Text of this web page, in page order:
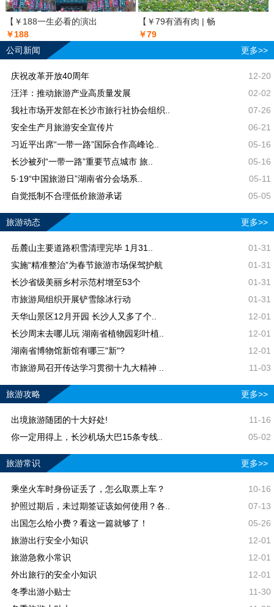
【￥188一生必看的演出
￥188
【￥79有酒有肉 | 畅
￥79
公司新闻
更多>>
庆祝改革开放40周年
12-20
汪洋：推动旅游产业高质量发展
02-02
我社市场开发部在长沙市旅行社协会组织..
07-26
安全生产月旅游安全宣传片
06-21
习近平出席“一带一路”国际合作高峰论..
05-16
长沙被列“一带一路”重要节点城市 旅..
05-16
5·19“中国旅游日”湖南省分会场系..
05-11
自觉抵制不合理低价旅游承诺
05-05
旅游动态 更多>>
岳麓山主要道路积雪清理完毕 1月31..
01-31
实施“精准整治”为春节旅游市场保驾护航
01-31
长沙省级美丽乡村示范村增至53个
01-31
市旅游局组织开展铲雪除冰行动
01-31
天华山景区12月开园 长沙人又多了个..
12-01
长沙周末去哪儿玩 湖南省植物园彩叶植..
12-01
湖南省博物馆新馆有哪三"新"?
12-01
市旅游局召开传达学习贯彻十九大精神 ..
11-03
旅游攻略 更多>>
出境旅游随团的十大好处!
11-16
你一定用得上，长沙机场大巴15条专线..
05-02
旅游常识 更多>>
乘坐火车时身份证丢了，怎么取票上车？
10-16
护照过期后，未过期签证该如何使用？各..
07-13
出国怎么给小费？看这一篇就够了！
05-26
旅游出行安全小知识
12-01
旅游急救小常识
12-01
外出旅行的安全小知识
12-01
冬季出游小贴士
11-30